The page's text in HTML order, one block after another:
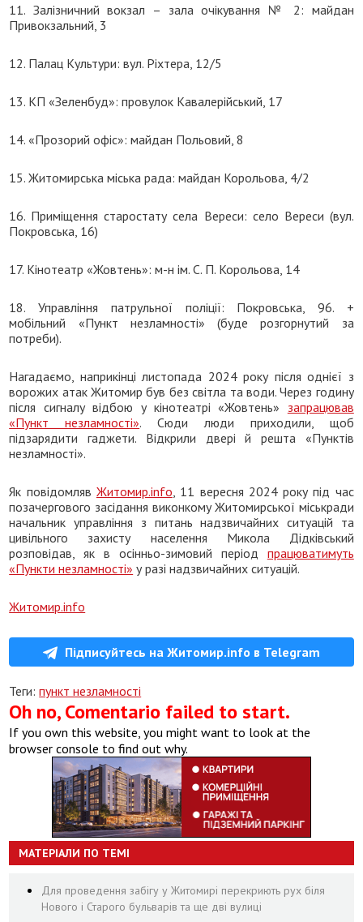
11. Залізничний вокзал – зала очікування № 2: майдан
Привокзальний, 3
12. Палац Культури: вул. Ріхтера, 12/5
13. КП «Зеленбуд»: провулок Кавалерійський, 17
14. «Прозорий офіс»: майдан Польовий, 8
15. Житомирська міська рада: майдан Корольова, 4/2
16. Приміщення старостату села Вереси: село Вереси (вул.
Покровська, 16)
17. Кінотеатр «Жовтень»: м-н ім. С. П. Корольова, 14
18. Управління патрульної поліції: Покровська, 96. +
мобільний «Пункт незламності» (буде розгорнутий за
потреби).
Нагадаємо, наприкінці листопада 2024 року після однієї з
ворожих атак Житомир був без світла та води. Через годину
після сигналу відбою у кінотеатрі «Жовтень» запрацював
«Пункт незламності». Сюди люди приходили, щоб
підзарядити гаджети. Відкрили двері й решта «Пунктів
незламності».
Як повідомляв Житомир.info , 11 вересня 2024 року під час
позачергового засідання виконкому Житомирської міськради
начальник управління з питань надзвичайних ситуацій та
цивільного захисту населення Микола Дідківський
розповідав, як в осінньо-зимовий період працюватимуть
«Пункти незламності» у разі надзвичайних ситуацій.
Житомир.info
Підписуйтесь на Житомир.info в Telegram
Теги:пункт незламності
Oh no, Comentario failed to start.
If you own this website, you might want to look at the
browser console to find out why.
МАТЕРІАЛИ ПО ТЕМІ
Для проведення забігу у Житомирі перекриють рух біля
Нового і Старого бульварів та ще дві вулиці